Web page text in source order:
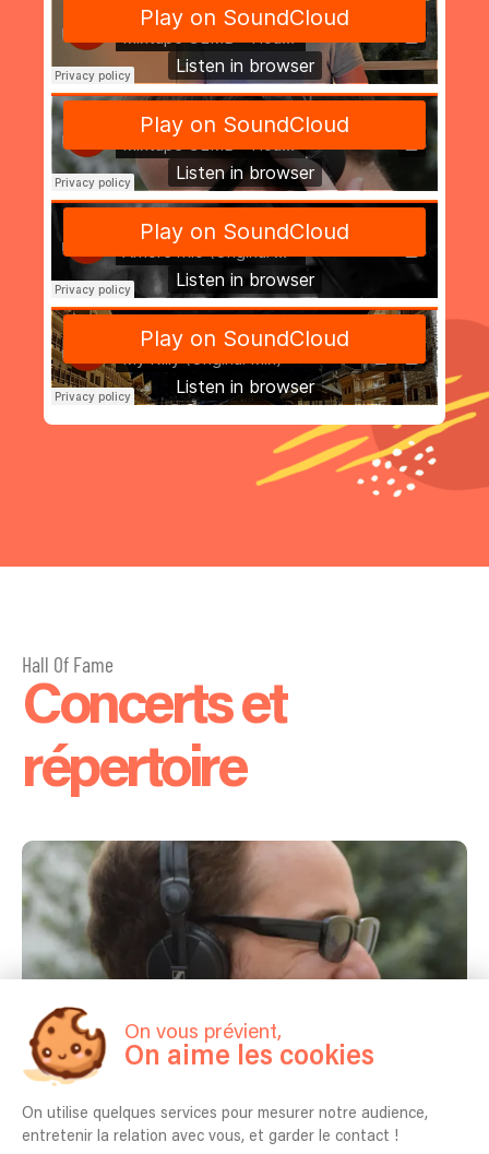
Hall Of Fame
Concerts et
répertoire
On vous prévient,
On aime les cookies
On utilise quelques services pour mesurer notre audience,
entretenir la relation avec vous, et garder le contact !